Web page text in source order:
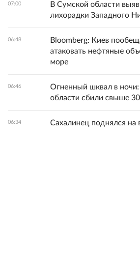
07:00
В Сумской области
лихорадки Западного
06:48
Bloomberg: Киев
атаковать нефтяные
море
06:46
Огненный шквал в ночи:
области сбили свыше
06:34 Сахалинец поднялся на